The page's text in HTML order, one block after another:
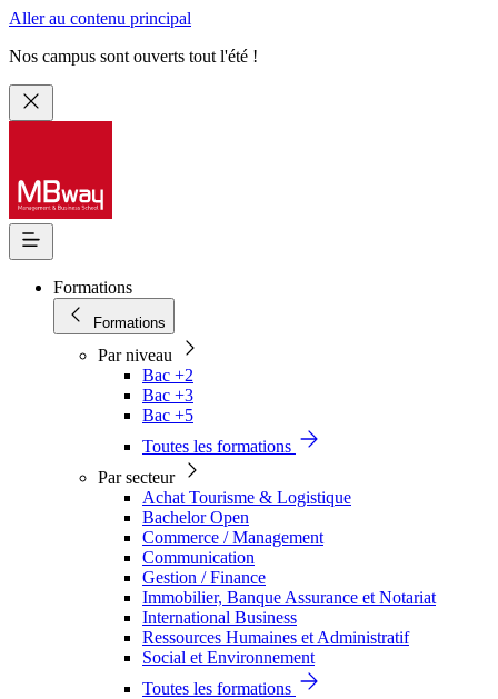
Aller au contenu principal
Nos campus sont ouverts tout l'été !
Formations
Formations
Par niveau
Bac +2
Bac +3
Bac +5
Toutes les formations
Par secteur
Achat Tourisme & Logistique
Bachelor Open
Commerce / Management
Communication
Gestion / Finance
Immobilier, Banque Assurance et Notariat
International Business
Ressources Humaines et Administratif
Social et Environnement
Toutes les formations